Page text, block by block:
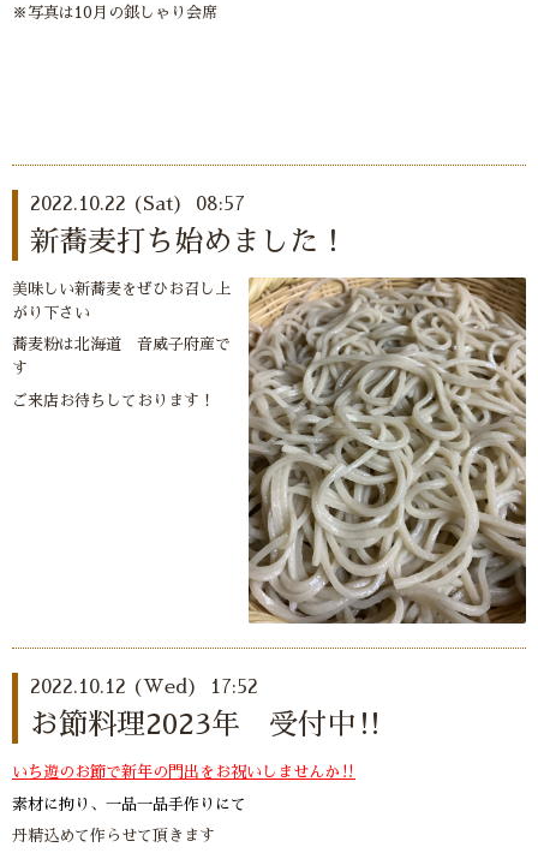
※写真は10月の銀しゃり会席
2022.10.22 (Sat) 08:57
新蕎麦打ち始めました！
美味しい新蕎麦をぜひお召し上
がり下さい
蕎麦粉は北海道 音威子府産で
す
ご来店お待ちしております！
2022.10.12 (Wed) 17:52
お節料理2023年 受付中‼️
いち遊のお節で新年の門出をお祝いしませんか‼︎
素材に拘り、一品一品手作りにて
丹精込めて作らせて頂きます